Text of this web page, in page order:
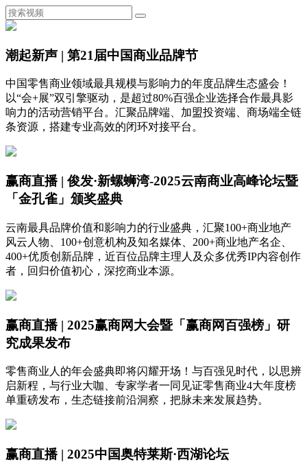
潮起新声 | 第21届中国商业品牌节
中国零售商业领域最具规模与影响力的年度品牌生态盛会！
以“会+展”双引擎驱动，是超过80%百强企业选择合作最具影
响力的活动营销平台。汇聚品牌端、加盟投资端、商场端全链
条资源，搭建专业高效的闭环对接平台。
赢商直播 | 俊发·新螺蛳湾-2025云南商业高峰论坛暨
「金孔雀」颁奖盛典
云南最具品牌价值和影响力的行业盛典，汇聚100+商业地产
风云人物、100+创意机构及知名媒体、200+商业地产名企、
400+优质创新品牌，近百位品牌主理人及众多优秀IP内容创作
者，回归价值初心，深挖商业本源。
赢商直播 | 2025赢商网大会暨「赢商网百强榜」研
究成果发布
零售商业人的年会盛典即将闪耀开场！与百强见时代，以思辨
启新程，与行业大咖、专家学者一同见证零售商业4大年度榜
单重磅发布，生态链接前沿洞察，把脉未来发展趋势。
赢商直播 | 2025中国奥特莱斯·西湖论坛